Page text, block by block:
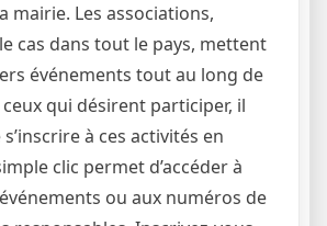
mairie. Les associations,
cas dans tout le pays, mettent
événements tout au long de
ceux qui désirent participer, il
à ces activités en
clic permet d’accéder à
événements ou aux numéros de